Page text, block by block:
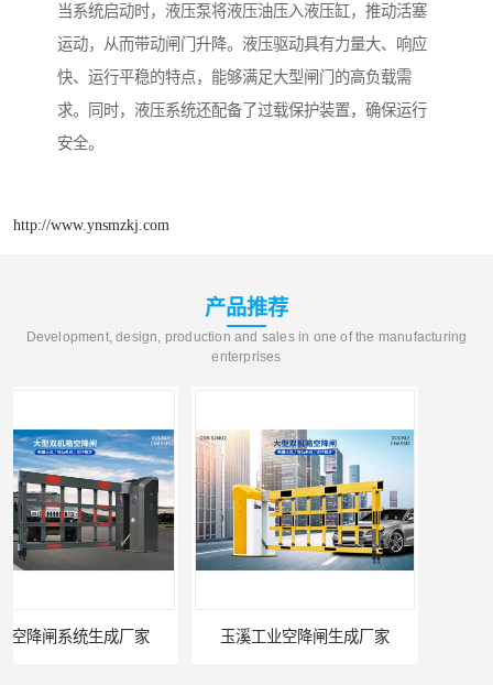
当系统启动时，液压泵将液压油压入液压缸，推动活塞
运动，从而带动闸门升降。液压驱动具有力量大、响应
快、运行平稳的特点，能够满足大型闸门的高负载需
求。同时，液压系统还配备了过载保护装置，确保运行
安全。
http://www.ynsmzkj.com
产品推荐
Development, design, production and sales in one of the manufacturing
enterprises
玉溪工业空降闸生成厂家 德宏工业闸门厂家